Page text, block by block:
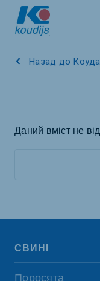
Назад до
Даний вміст не
СВИНІ
Поросята